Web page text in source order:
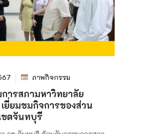
ภาพกิจกรรม
ารสภามหาวิทยาลัย
ยี่ยมชมกิจการของส่วน
ขตจันทบุรี